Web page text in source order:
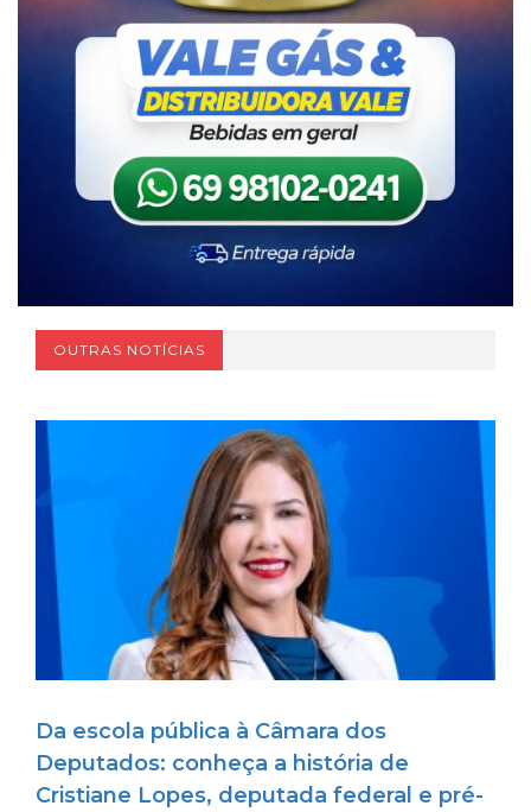
OUTRAS NOTÍCIAS
Da escola pública à Câmara dos
Deputados: conheça a história de
Cristiane Lopes, deputada federal e pré-